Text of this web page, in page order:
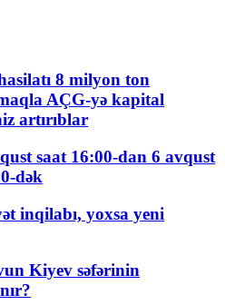
8 milyon ton
AÇG-yə kapital
artırıblar
saat 16:00-dan 6 avqust
dək
inqilabı, yoxsa yeni
Kiyev səfərinin